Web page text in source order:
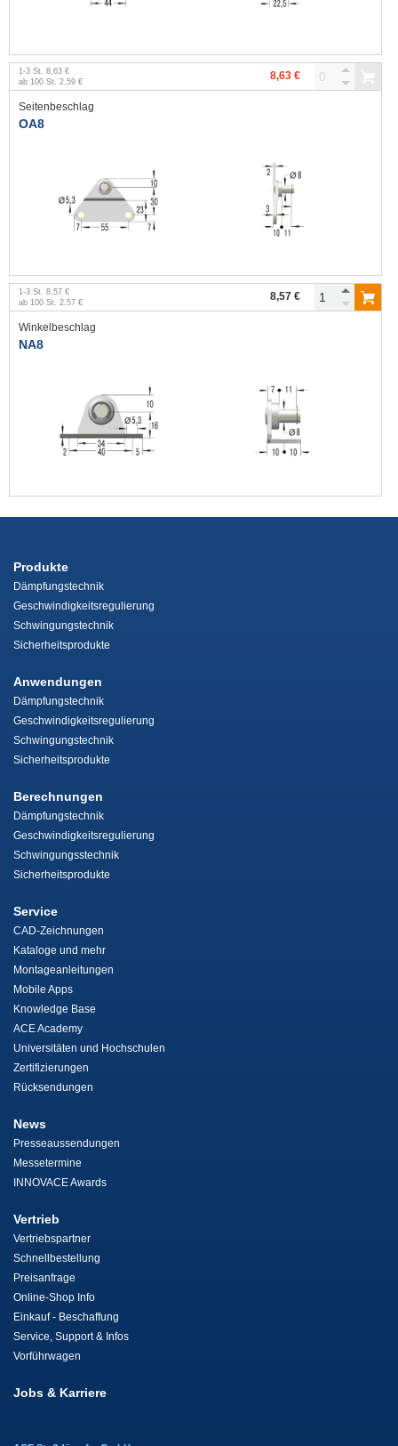
1 -3 St. 8,63 €
ab 100 St. 2,59 € 8,63 €
Seitenbeschlag
OA8
1 -3 St. 8,57 €
ab 100 St. 2,57 € 8,57 €
Winkelbeschlag
NA8
Produkte
Dämpfungstechnik
Geschwindigkeitsregulierung
Schwingungstechnik
Sicherheitsprodukte
Anwendungen
Dämpfungstechnik
Geschwindigkeitsregulierung
Schwingungstechnik
Sicherheitsprodukte
Berechnungen
Dämpfungstechnik
Geschwindigkeitsregulierung
Schwingungsstechnik
Sicherheitsprodukte
Service
CAD-Zeichnungen
Kataloge und mehr
Montageanleitungen
Mobile Apps
Knowledge Base
ACE Academy
Universitäten und Hochschulen
Zertifizierungen
Rücksendungen
News
Presseaussendungen
Messetermine
INNOVACE Awards
Vertrieb
Vertriebspartner
Schnellbestellung
Preisanfrage
Online-Shop Info
Einkauf - Beschaffung
Service, Support & Infos
Vorführwagen
Jobs & Karriere